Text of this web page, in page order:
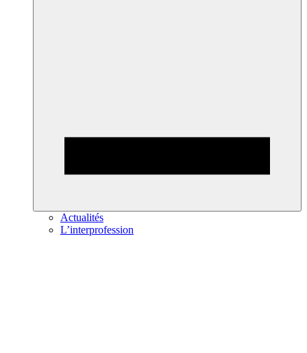
Actualités
L’interprofession